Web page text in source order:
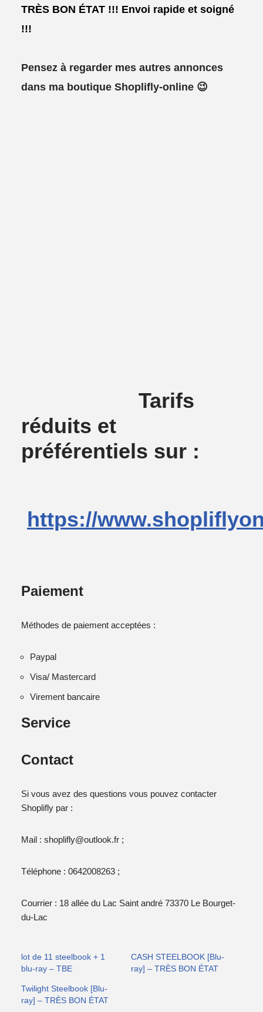
TRÈS BON ÉTAT !!! Envoi rapide et soigné
!!!
Pensez à regarder mes autres annonces
dans ma boutique Shoplifly-online 😉
Tarifs
réduits et
préférentiels sur :
https://
Paiement
Méthodes de paiement acceptées :
Paypal
Visa/ Mastercard
Virement bancaire
Service
Contact
Si vous avez des questions vous pouvez contacter
Shoplifly par :
Mail : shoplifly@outlook.fr ;
Téléphone : 0642008263 ;
Courrier : 18 allée du Lac Saint andré 73370 Le Bourget-
du-Lac
lot de 11 steelbook + 1
blu-ray – TBE
CASH STEELBOOK [Blu-
ray] – TRÈS BON ÉTAT
Twilight Steelbook [Blu-
ray] – TRÈS BON ÉTAT